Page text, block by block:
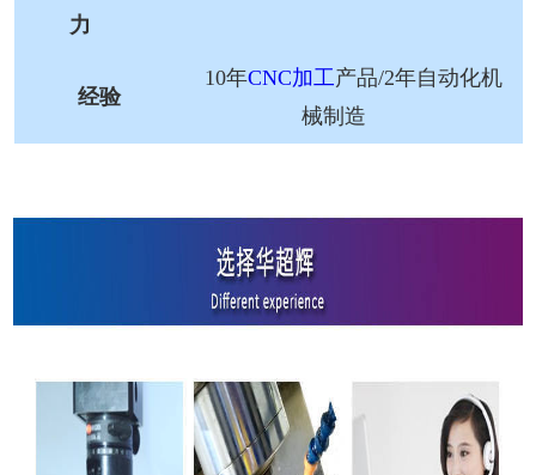
力
经验
10年CNC加工产品/2年自动化机
械制造